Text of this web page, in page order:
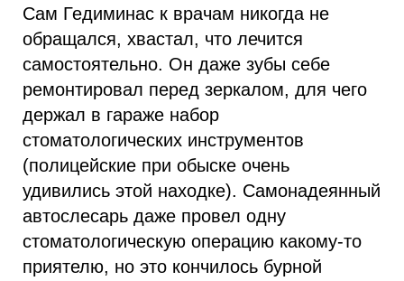
Сам Гедиминас к врачам никогда не
обращался, хвастал, что лечится
самостоятельно. Он даже зубы себе
ремонтировал перед зеркалом, для чего
держал в гараже набор
стоматологических инструментов
(полицейские при обыске очень
удивились этой находке). Самонадеянный
автослесарь даже провел одну
стоматологическую операцию какому-то
приятелю, но это кончилось бурной